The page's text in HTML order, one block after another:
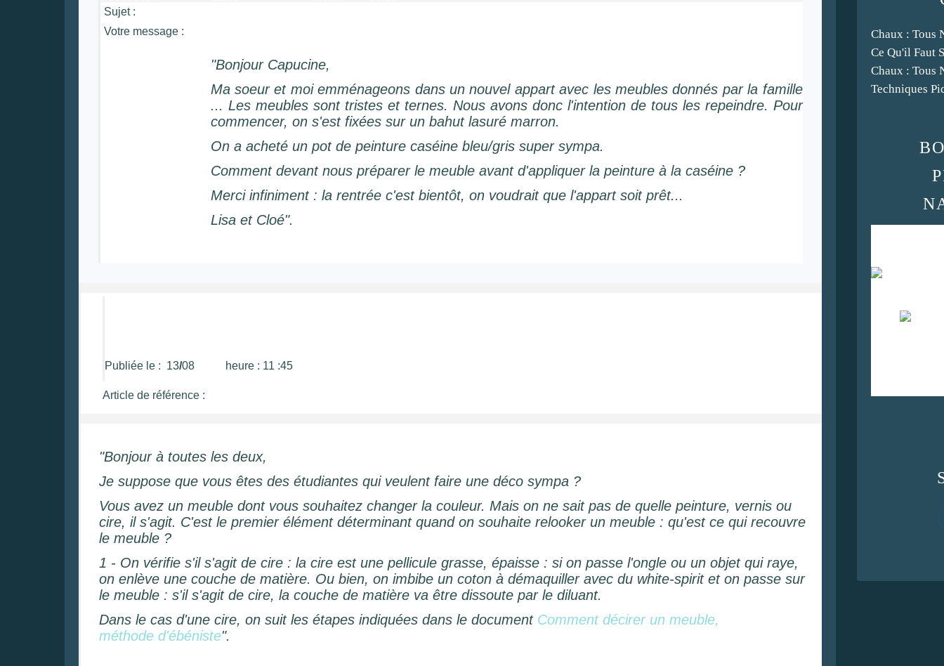
Sujet :
Votre message :
"Bonjour Capucine,
Ma soeur et moi emménageons dans un nouvel appart avec les meubles donnés par la famille
... Les meubles sont tristes et ternes. Nous avons donc l'intention de tous les repeindre. Pour
commencer, on s'est fixées sur un bahut lasuré marron.
On a acheté un pot de peinture caséine bleu/gris super sympa.
Comment devant nous préparer le meuble avant d'appliquer la peinture à la caséine ?
Merci infiniment : la rentrée c'est bientôt, on voudrait que l'appart soit prêt...
Lisa et Cloé".
Publiée le : 13/08 heure : 11 :45
Article de référence :
"Bonjour à toutes les deux,
Je suppose que vous êtes des étudiantes qui veulent faire une déco sympa ?
Vous avez un meuble dont vous souhaitez changer la couleur. Mais on ne sait pas de quelle peinture, vernis ou
cire, il s'agit. C'est le premier élément déterminant quand on souhaite relooker un meuble : qu'est ce qui recouvre
le meuble ?
1 - On vérifie s'il s'agit de cire : la cire est une pellicule grasse, épaisse : si on passe l'ongle ou un objet qui raye,
on enlève une couche de matière. Ou bien, on imbibe un coton à démaquiller avec du white-spirit et on passe sur
le meuble : s'il s'agit de cire, la couche de matière va être dissoute par le diluant.
Dans le cas d'une cire, on suit les étapes indiquées dans le document Comment décirer un meuble,
méthode d'ébéniste".
Chaux : Tous
Ce Qu'il Faut
Chaux : Tous
Techniques